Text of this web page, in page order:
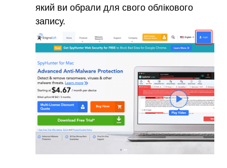
який ви обрали для свого облікового
запису.